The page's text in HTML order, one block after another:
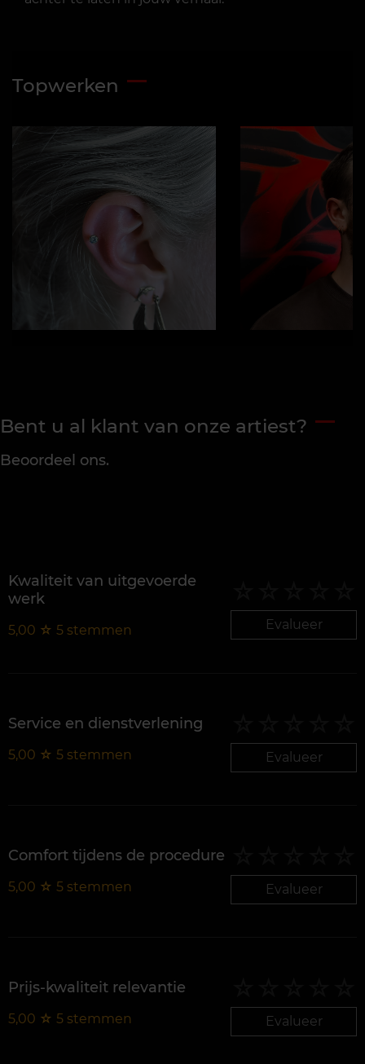
Topwerken
Bent u al klant van onze artiest?
Beoordeel ons.
Kwaliteit van uitgevoerde
werk
5,00 ☆ 5 stemmen Evalueer
Service en dienstverlening
5,00 ☆ 5 stemmen Evalueer
Comfort tijdens de procedure
5,00 ☆ 5 stemmen Evalueer
Prijs-kwaliteit relevantie
5,00 ☆ 5 stemmen Evalueer